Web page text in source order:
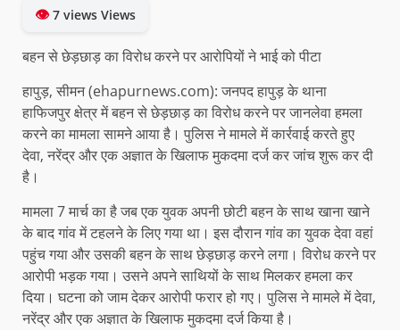
👁7 views Views
बहन से छेड़छाड़ का विरोध करने पर आरोपियों ने भाई को पीटा
हापुड़, सीमन (ehapurnews.com): जनपद हापुड़ के थाना
हाफिजपुर क्षेत्र में बहन से छेड़छाड़ का विरोध करने पर जानलेवा हमला
करने का मामला सामने आया है। पुलिस ने मामले में कार्रवाई करते हुए
देवा, नरेंद्र और एक अज्ञात के खिलाफ मुकदमा दर्ज कर जांच शुरू कर दी
है।
मामला 7 मार्च का है जब एक युवक अपनी छोटी बहन के साथ खाना खाने
के बाद गांव में टहलने के लिए गया था। इस दौरान गांव का युवक देवा वहां
पहुंच गया और उसकी बहन के साथ छेड़छाड़ करने लगा। विरोध करने पर
आरोपी भड़क गया। उसने अपने साथियों के साथ मिलकर हमला कर
दिया। घटना को जाम देकर आरोपी फरार हो गए। पुलिस ने मामले में देवा,
नरेंद्र और एक अज्ञात के खिलाफ मुकदमा दर्ज किया है।